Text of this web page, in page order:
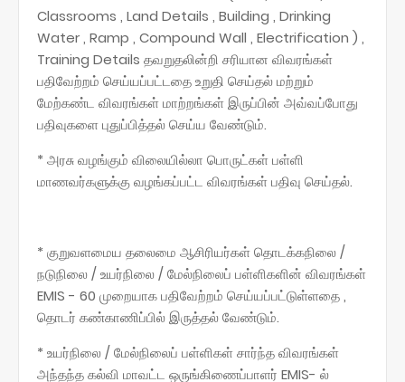
Classrooms , Land Details , Building , Drinking
Water , Ramp , Compound Wall , Electrification ) ,
Training Details தவறுதலின்றி சரியான விவரங்கள்
பதிவேற்றம் செய்யப்பட்டதை உறுதி செய்தல் மற்றும்
மேற்கண்ட விவரங்கள் மாற்றங்கள் இருப்பின் அவ்வப்போது
பதிவுகளை புதுப்பித்தல் செய்ய வேண்டும்.
* அரசு வழங்கும் விலையில்லா பொருட்கள் பள்ளி
மாணவர்களுக்கு வழங்கப்பட்ட விவரங்கள் பதிவு செய்தல்.
* குறுவளமைய தலைமை ஆசிரியர்கள் தொடக்கநிலை /
நடுநிலை / உயர்நிலை / மேல்நிலைப் பள்ளிகளின் விவரங்கள்
EMIS - 60 முறையாக பதிவேற்றம் செய்யப்பட்டுள்ளதை ,
தொடர் கண்காணிப்பில் இருத்தல் வேண்டும்.
* உயர்நிலை / மேல்நிலைப் பள்ளிகள் சார்ந்த விவரங்கள்
அந்தந்த கல்வி மாவட்ட ஒருங்கிணைப்பாளர் EMIS- ல்